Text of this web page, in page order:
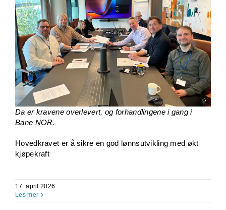
Da er kravene overlevert, og forhandlingene i gang i
Bane NOR.
Hovedkravet er å sikre en god lønnsutvikling med økt
kjøpekraft
17. april 2026
Les mer